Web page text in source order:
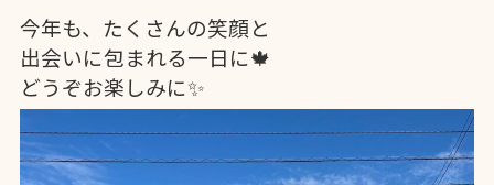
今年も、たくさんの笑顔と
出会いに包まれる一日に🍁
どうぞお楽しみに✨